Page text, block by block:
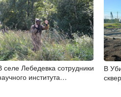
селе Лебедевка сотрудники
института
В